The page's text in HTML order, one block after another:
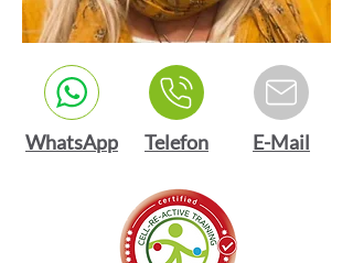
WhatsApp Telefon E-Mail